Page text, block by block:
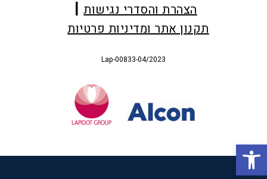
פתח סרגל נגישות
הצהרת והסדרי נגישות
תקנון אתר ומדיניות פרטיות
Lap-00833-04/2023